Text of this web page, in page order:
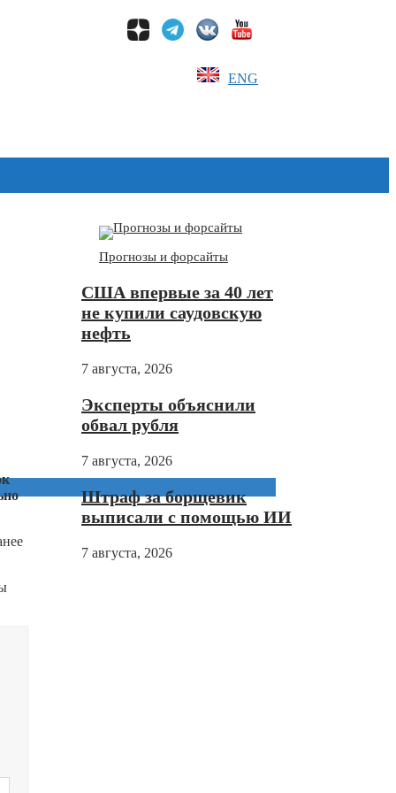
ENG
Прогнозы и форсайты
США впервые за 40 лет
не купили саудовскую
нефть
7 августа, 2026
Эксперты объяснили
обвал рубля
7 августа, 2026
Штраф за борщевик
выписали с помощью ИИ
7 августа, 2026